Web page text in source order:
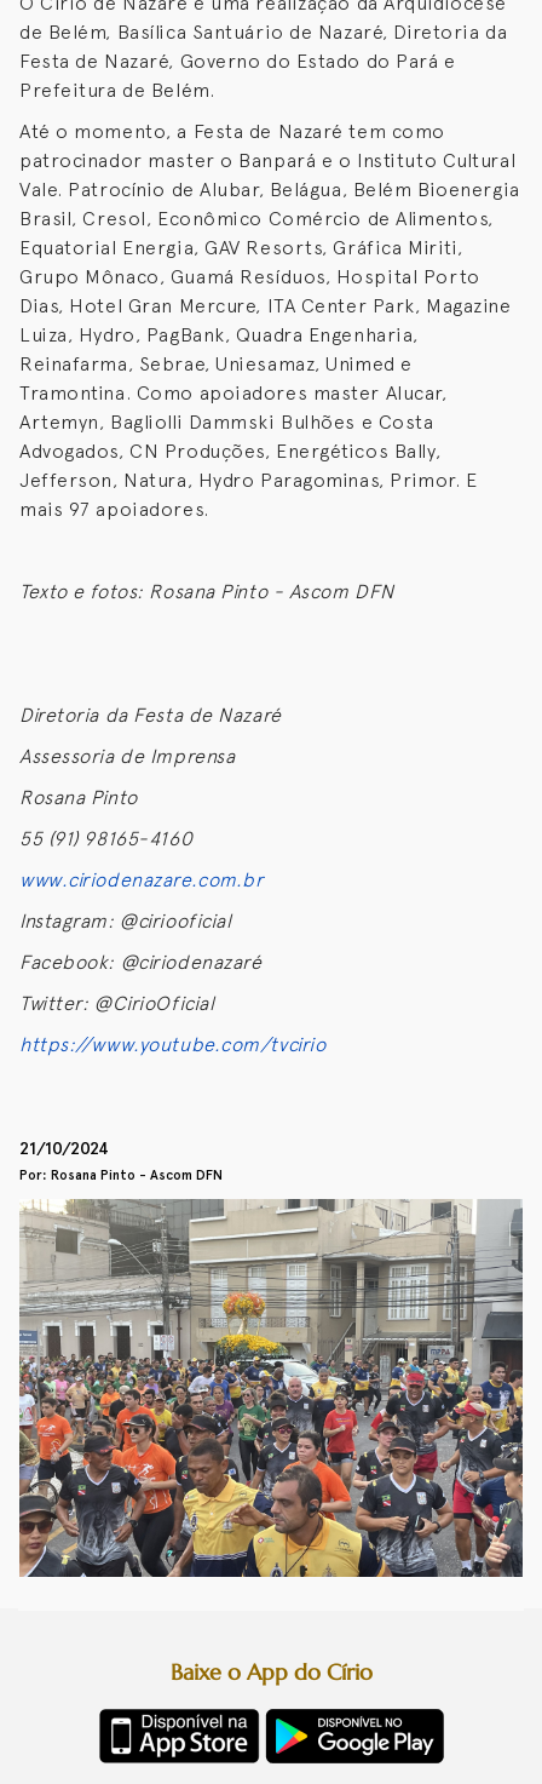
de Belém, Basílica Santuário de Nazaré, Diretoria da
Festa de Nazaré, Governo do Estado do Pará e
Prefeitura de Belém.
Até o momento, a Festa de Nazaré tem como
patrocinador master o Banpará e o Instituto Cultural
Vale. Patrocínio de Alubar, Belágua, Belém Bioenergia
Brasil, Cresol, Econômico Comércio de Alimentos,
Equatorial Energia, GAV Resorts, Gráfica Miriti,
Grupo Mônaco, Guamá Resíduos, Hospital Porto
Dias, Hotel Gran Mercure, ITA Center Park, Magazine
Luiza, Hydro, PagBank, Quadra Engenharia,
Reinafarma, Sebrae, Uniesamaz, Unimed e
Tramontina. Como apoiadores master Alucar,
Artemyn, Bagliolli Dammski Bulhões e Costa
Advogados, CN Produções, Energéticos Bally,
Jefferson, Natura, Hydro Paragominas, Primor. E
mais 97 apoiadores.
Texto e fotos: Rosana Pinto - Ascom DFN
Diretoria da Festa de Nazaré
Assessoria de Imprensa
Rosana Pinto
55 (91) 98165-4160
www.ciriodenazare.com.br
Instagram: @ciriooficial
Facebook: @ciriodenazaré
Twitter: @CirioOficial
https://www.youtube.com/tvcirio
21/10/2024
Por: Rosana Pinto - Ascom DFN
Baixe o App do Círio